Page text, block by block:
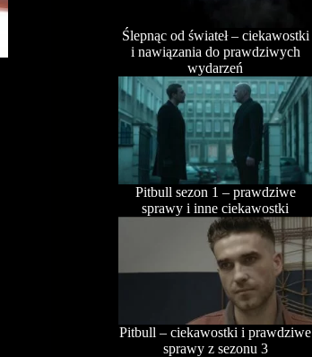
Ślepnąc od świateł – ciekawostki
i nawiązania do prawdziwych
wydarzeń
Pitbull sezon 1 – prawdziwe
sprawy i inne ciekawostki
Pitbull – ciekawostki i prawdziwe
sprawy z sezonu 3